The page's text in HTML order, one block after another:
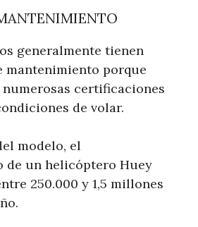
generalmente tienen
mantenimiento porque
certificaciones
de volar.
modelo, el
de un helicóptero Huey
250.000 y 1,5 millones